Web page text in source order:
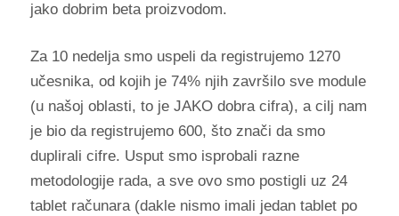
jako dobrim beta proizvodom.
Za 10 nedelja smo uspeli da registrujemo 1270
učesnika, od kojih je 74% njih završilo sve module
(u našoj oblasti, to je JAKO dobra cifra), a cilj nam
je bio da registrujemo 600, što znači da smo
duplirali cifre. Usput smo isprobali razne
metodologije rada, a sve ovo smo postigli uz 24
tablet računara (dakle nismo imali jedan tablet po